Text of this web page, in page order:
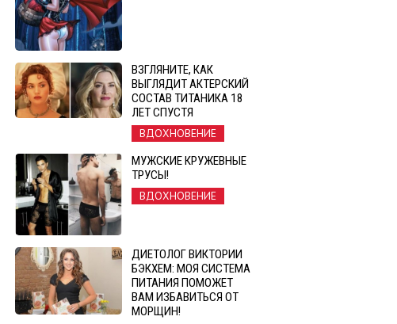
ВЗГЛЯНИТЕ, КАК
ВЫГЛЯДИТ АКТЕРСКИЙ
СОСТАВ ТИТАНИКА 18
ЛЕТ СПУСТЯ
ВДОХНОВЕНИЕ
МУЖСКИЕ КРУЖЕВНЫЕ
ТРУСЫ!
ВДОХНОВЕНИЕ
ДИЕТОЛОГ ВИКТОРИИ
БЭКХЕМ: МОЯ СИСТЕМА
ПИТАНИЯ ПОМОЖЕТ
ВАМ ИЗБАВИТЬСЯ ОТ
МОРЩИН!